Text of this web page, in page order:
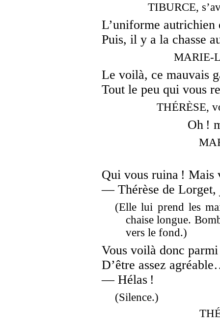
TIBURCE,
L’uniforme autrichien
Puis, il y a la chasse
MARIE-
Le voilà, ce mauvais
Tout le peu qui vous
THÉRÈSE,
Oh !
Qui vous ruina ! Mais
— Thérèse de Lorget,
(Elle lui prend les
chaise longue.
vers le fond.)
Vous voilà donc
D’être assez
— Hélas !
(Silence.)